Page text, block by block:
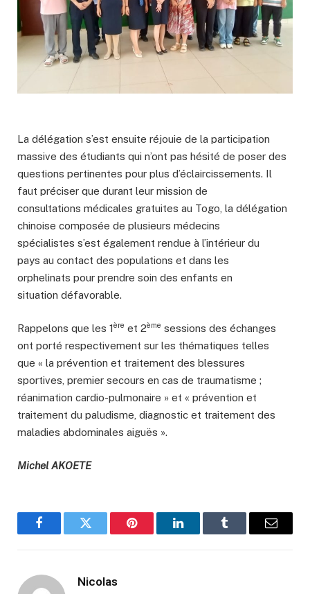
La délégation s’est ensuite réjouie de la participation
massive des étudiants qui n’ont pas hésité de poser des
questions pertinentes pour plus d’éclaircissements. Il
faut préciser que durant leur mission de
consultations médicales gratuites au Togo, la délégation
chinoise composée de plusieurs médecins
spécialistes s’est également rendue à l’intérieur du
pays au contact des populations et dans les
orphelinats pour prendre soin des enfants en
situation défavorable.
Rappelons que les 1ère et 2ème sessions des échanges
ont porté respectivement sur les thématiques telles
que « la prévention et traitement des blessures
sportives, premier secours en cas de traumatisme ;
réanimation cardio-pulmonaire » et « prévention et
traitement du paludisme, diagnostic et traitement des
maladies abdominales aiguës ».
Michel AKOETE
FacebookTwitter Pinterest LinkedInTumblr Email
Nicolas